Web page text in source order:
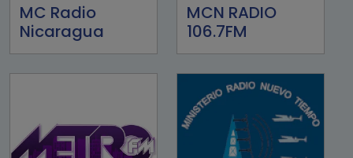
MC Radio
Nicaragua
MCN RADIO
106.7FM